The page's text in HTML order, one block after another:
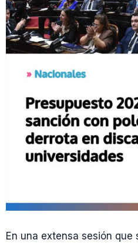
En una extensa sesión